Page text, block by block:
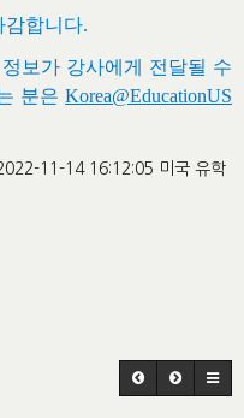
감합니다.
보가 강사에게 전달될 수
분은 Korea@EducationUS
11-14 16:12:05 미국 유학